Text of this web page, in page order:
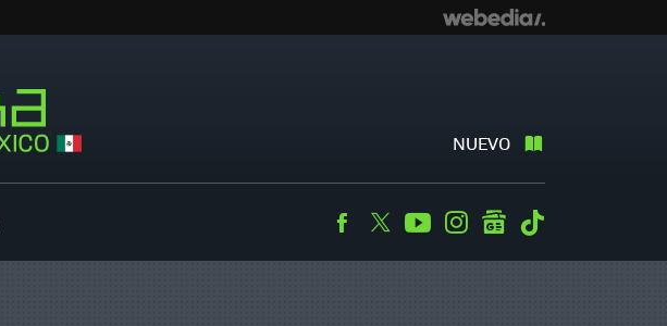
NUEVO
Facebook
TwitterYoutubeInstagramgooglenews